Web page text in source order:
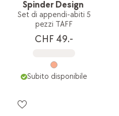
Spinder Design
Set di appendi-abiti 5
pezzi TAFF
CHF 49.-
Subito disponibile